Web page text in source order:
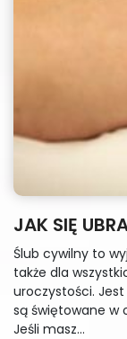
JAK SIĘ
Ślub cywilny to
także dla
uroczystości.
są świętowane w
Jeśli masz...